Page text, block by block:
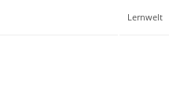
Lernwelt